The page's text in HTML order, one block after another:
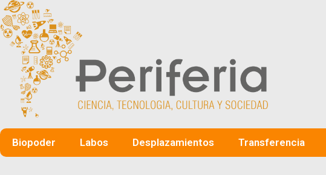
“Lila
Biopoder Labos Desplazamientos Transferencia